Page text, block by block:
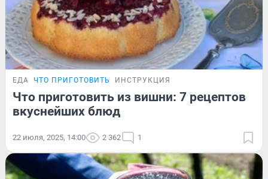
ЕДА ЧТО ПРИГОТОВИТЬ ИНСТРУКЦИЯ
Что приготовить из вишни: 7 рецептов
вкуснейших блюд
22 июля, 2025, 14:00 2 362 1